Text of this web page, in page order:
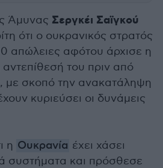
Άμυνας Σεργκέι Σαϊγκού
ότι ο ουκρανικός στρατός
απώλειες αφότου άρχισε η
του πριν από
με σκοπό την ανακατάληψη
κυριεύσει οι δυνάμεις
η Ουκρανία έχει χάσει
συστήματα και πρόσθεσε